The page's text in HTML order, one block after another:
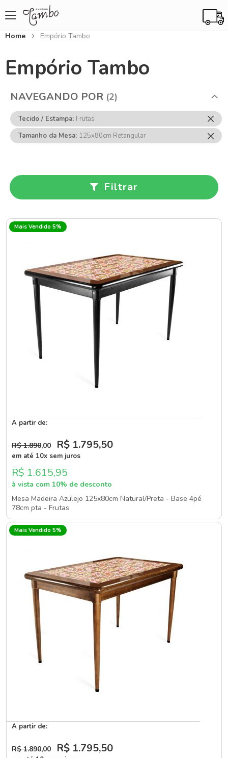
Home Empório Tambo
Empório Tambo
Filtrar
Mais Vendido 5%
A partir de:
R$ 1.890,00 R$ 1.795,50
em até 10x sem juros
R$ 1.615,95
à vista com 10% de desconto
Mesa Madeira Azulejo 125x80cm Natural/Preta - Base 4pé
78cm pta - Frutas
Mais Vendido 5%
A partir de:
R$ 1.890,00 R$ 1.795,50
NAVEGANDO POR
Tecido / Estampa Frutas
Esse
Item
Tamanho da Mesa 125x80cm Retangular
Esse